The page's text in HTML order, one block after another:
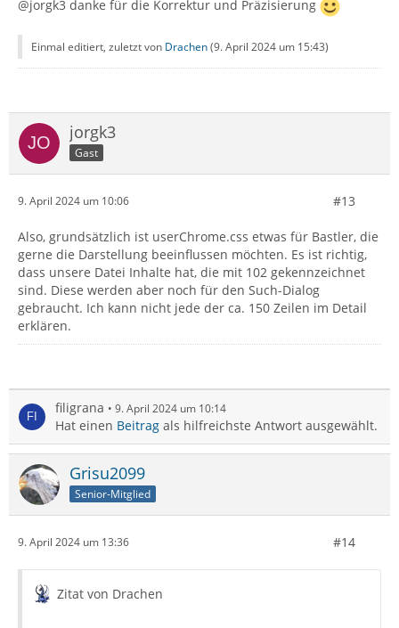
@jorgk3 danke für die Korrektur und Präzisierung
Einmal editiert, zuletzt von Drachen(9. April 2024 um 15:43)
jorgk3
Gast
9. April 2024 um 10:06 #13
Also, grundsätzlich ist userChrome.css etwas für Bastler, die
gerne die Darstellung beeinflussen möchten. Es ist richtig,
dass unsere Datei Inhalte hat, die mit 102 gekennzeichnet
sind. Diese werden aber noch für den Such-Dialog
gebraucht. Ich kann nicht jede der ca. 150 Zeilen im Detail
erklären.
filigrana 9. April 2024 um 10:14
Hat einen Beitrag als hilfreichste Antwort ausgewählt.
Grisu2099
Senior-Mitglied
9. April 2024 um 13:36 #14
Zitat von Drachen